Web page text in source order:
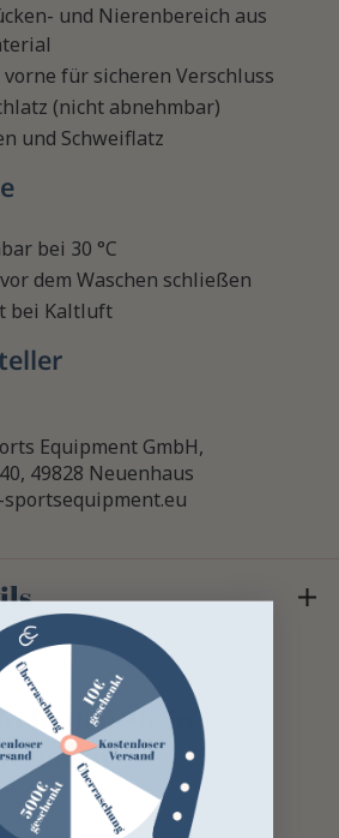
und Nierenbereich aus
für sicheren Verschluss
(nicht abnehmbar)
und Schweiflatz
bei 30 °C
dem Waschen schließen
bei Kaltluft
Equipment GmbH,
49828 Neuenhaus
finden Sie in